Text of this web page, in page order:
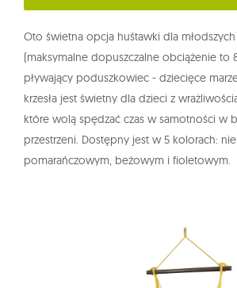
Oto świetna opcja huśtawki dla
(maksymalne dopuszczalne obciążenie to
pływający poduszkowiec - dziecięce
krzesła jest świetny dla dzieci z
które wolą spędzać czas w samotności w
przestrzeni. Dostępny jest w 5 kolorach:
pomarańczowym, beżowym i fioletowym.